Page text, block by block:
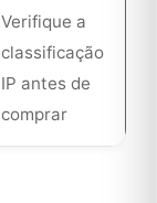
Verifique a
classificação
IP antes de
comprar